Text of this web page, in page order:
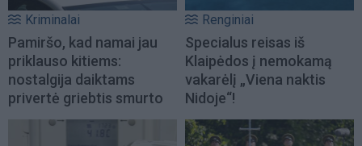
Kriminalai
Pamiršo, kad namai jau
priklauso kitiems:
nostalgija daiktams
privertė griebtis smurto
Renginiai
Specialus reisas iš
Klaipėdos į nemokamą
vakarėlį „Viena naktis
Nidoje“!